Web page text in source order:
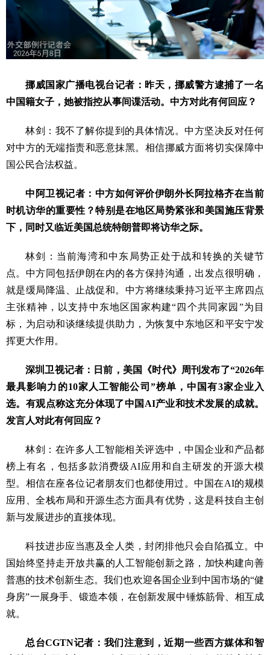
挪威国家广播电视台记者：昨天，挪威警方逮捕了一名
中国籍女子，她被指控从事间谍活动。中方对此有何回应？
林剑：我不了解你提到的具体情况。中方坚决反对任何
对中方的无端指责和恶意抹黑。相信挪威方面将切实保障中
国公民合法权益。
中阿卫视记者：中方如何评价伊朗外长阿拉格齐在当前
时机访华的重要性？特别是在地区局势紧张和美国施压背景
下，同时又临近美国总统特朗普即将访华之际。
林剑：当前海湾和中东局势正处于战和转换的关键节
点。中方同包括伊朗在内的各方保持沟通，出发点很明确，
就是缓局降温、止战促和。中方将继续秉持习近平主席四点
主张精神，以支持中东地区国家构建“四个共同家园”为目
标，为启动和谈继续提供助力，为恢复中东地区和平安宁发
挥更大作用。
深圳卫视记者：日前，美国《时代》周刊发布了“2026年
最具影响力的10家人工智能公司”榜单，中国有3家企业入
选。有观点称这充分体现了中国AI产业和技术发展的成就。
发言人对此有何回应？
林剑：在许多人工智能相关评选中，中国企业和产品都
榜上有名，包括多款消费级AI应用和自主研发的开源大模
型。相信在座各位记者朋友们也都使用过。中国在AI的规模
应用、全栈布局和开源生态方面具有优势，这是科技自主创
新与发展进步的直接体现。
科技进步应当惠及全人类，封闭排他只会自陷孤立。中
国始终坚持走开放共赢的人工智能创新之路，加快构建向善
普惠的技术创新生态。我们也欢迎各国企业到中国市场的“健
身房”一展身手、锻造本领，在创新发展中锤炼筋骨、相互成
就。
总台CGTN记者：我们注意到，近期一些西方媒体和智